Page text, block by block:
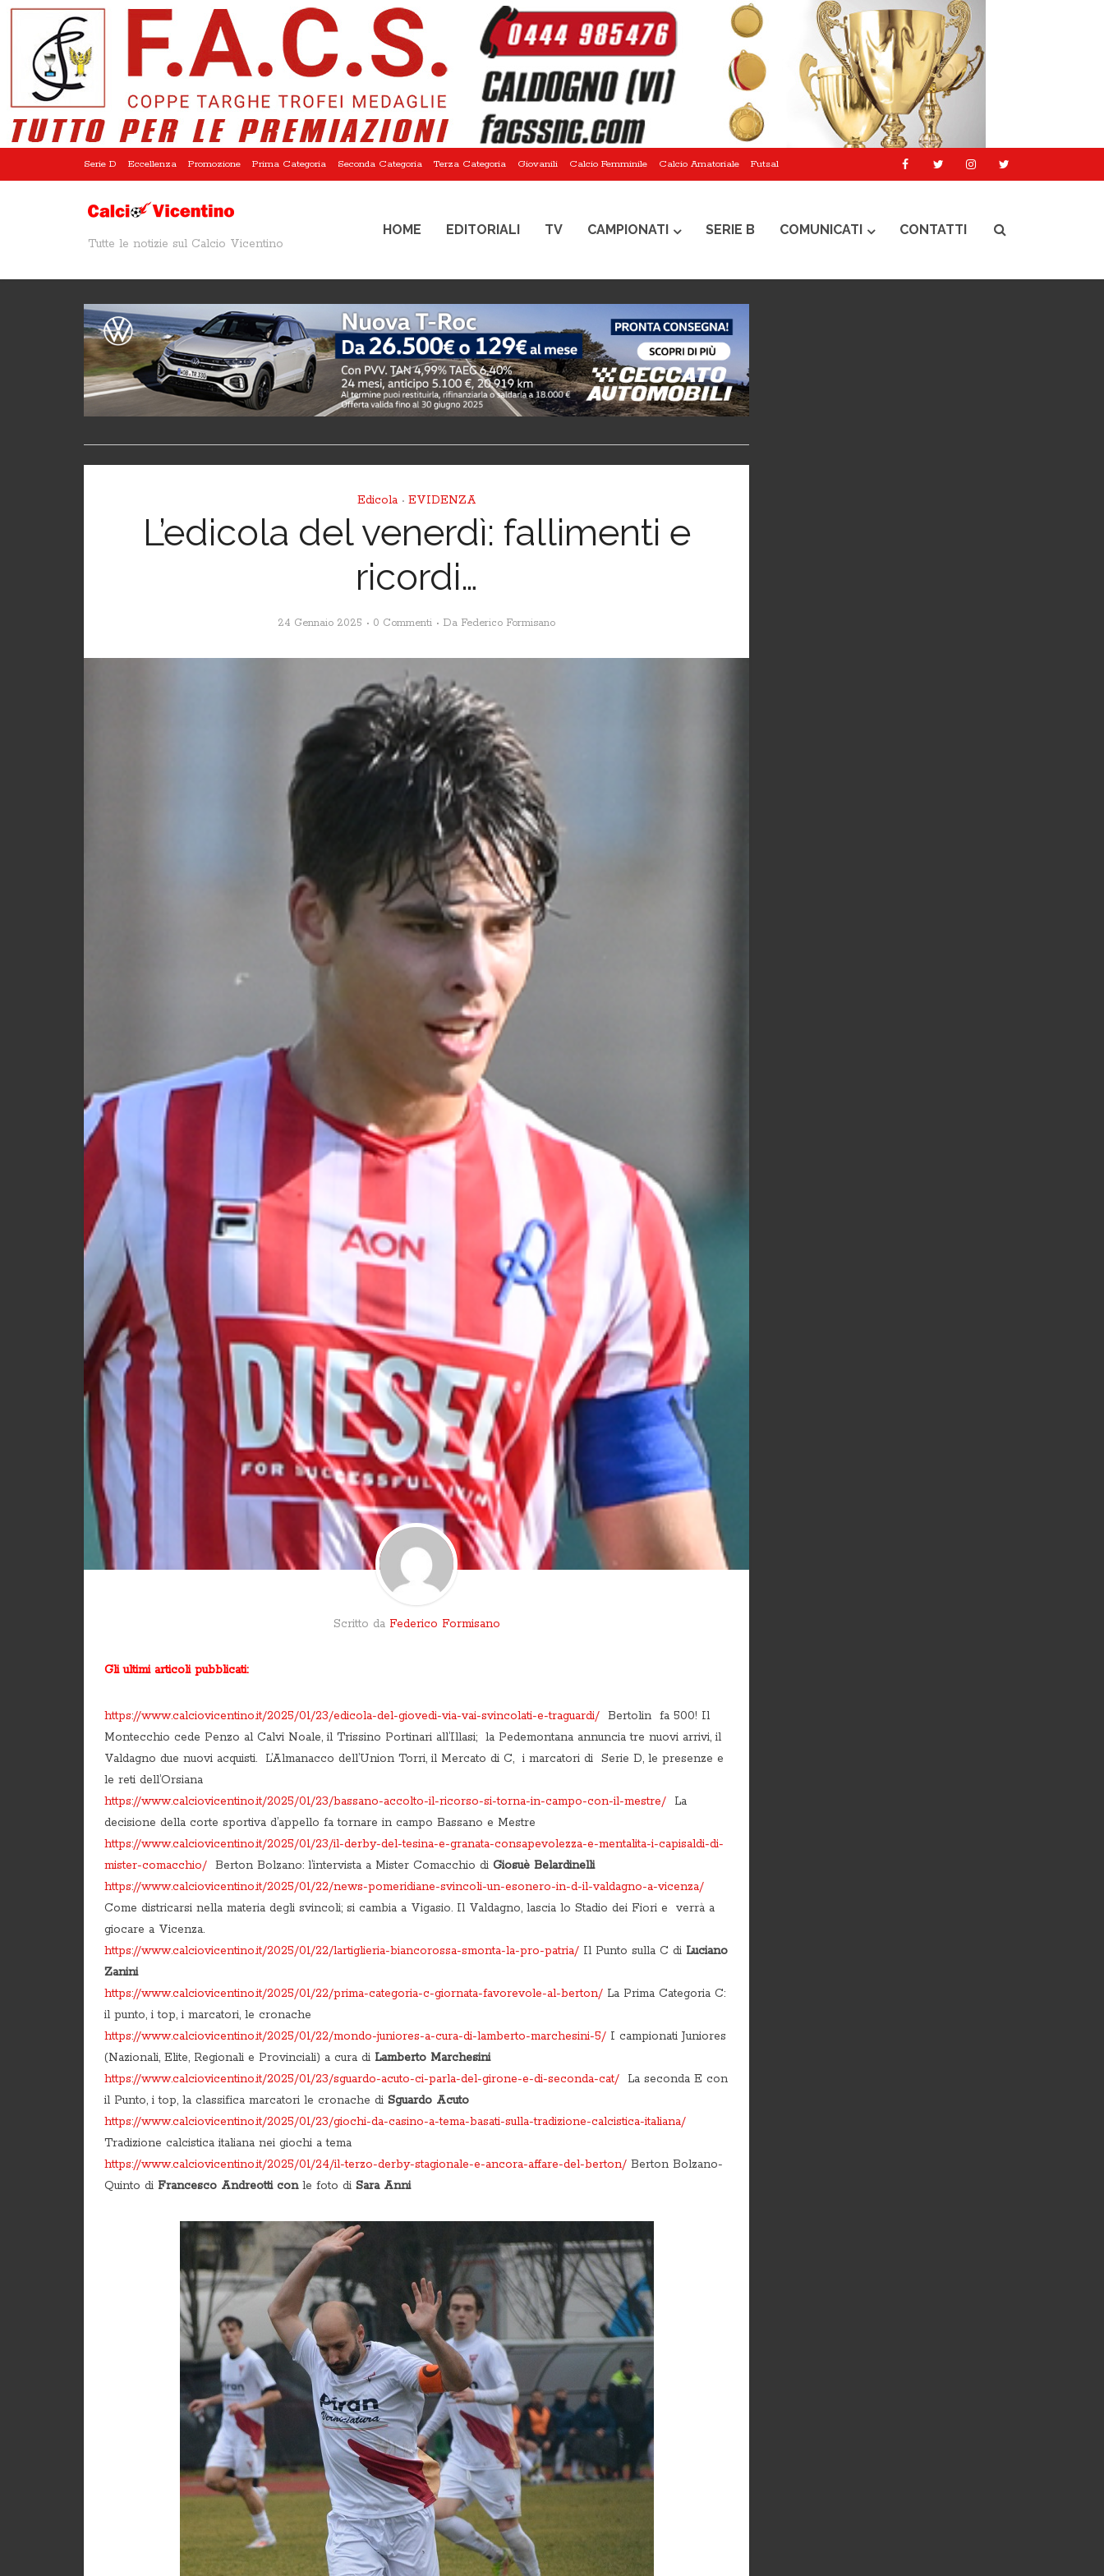
Serie D Eccellenza Promozione Prima Categoria Seconda Categoria Terza Categoria Giovanili Calcio Femminile Calcio Amatoriale Futsal
Tutte le notizie sul Calcio Vicentino
HOME EDITORIALI TV CAMPIONATI SERIE B COMUNICATI CONTATTI
Edicola • EVIDENZA
L’edicola del venerdì: fallimenti e
ricordi…
24 Gennaio 2025 0 Commenti Da Federico Formisano
Scritto da Federico Formisano
Gli ultimi articoli pubblicati:
https://www.calciovicentino.it/2025/01/23/edicola-del-giovedi-via-vai-svincolati-e-traguardi/ Bertolin fa 500! Il
Montecchio cede Penzo al Calvi Noale, il Trissino Portinari all’Illasi; la Pedemontana annuncia tre nuovi arrivi, il
Valdagno due nuovi acquisti. L’Almanacco dell’Union Torri, il Mercato di C, i marcatori di Serie D, le presenze e
le reti dell’Orsiana
https://www.calciovicentino.it/2025/01/23/bassano-accolto-il-ricorso-si-torna-in-campo-con-il-mestre/ La
decisione della corte sportiva d’appello fa tornare in campo Bassano e Mestre
https://www.calciovicentino.it/2025/01/23/il-derby-del-tesina-e-granata-consapevolezza-e-mentalita-i-capisaldi-di-
mister-comacchio/ Berton Bolzano: l’intervista a Mister Comacchio di Giosuè Belardinelli
https://www.calciovicentino.it/2025/01/22/news-pomeridiane-svincoli-un-esonero-in-d-il-valdagno-a-vicenza/
Come districarsi nella materia degli svincoli; si cambia a Vigasio. Il Valdagno, lascia lo Stadio dei Fiori e verrà a
giocare a Vicenza.
https://www.calciovicentino.it/2025/01/22/lartiglieria-biancorossa-smonta-la-pro-patria/ Il Punto sulla C di Luciano
Zanini
https://www.calciovicentino.it/2025/01/22/prima-categoria-c-giornata-favorevole-al-berton/ La Prima Categoria C:
il punto, i top, i marcatori, le cronache
https://www.calciovicentino.it/2025/01/22/mondo-juniores-a-cura-di-lamberto-marchesini-5/ I campionati Juniores
(Nazionali, Elite, Regionali e Provinciali) a cura di Lamberto Marchesini
https://www.calciovicentino.it/2025/01/23/sguardo-acuto-ci-parla-del-girone-e-di-seconda-cat/ La seconda E con
il Punto, i top, la classifica marcatori le cronache di Sguardo Acuto
https://www.calciovicentino.it/2025/01/23/giochi-da-casino-a-tema-basati-sulla-tradizione-calcistica-italiana/
Tradizione calcistica italiana nei giochi a tema
https://www.calciovicentino.it/2025/01/24/il-terzo-derby-stagionale-e-ancora-affare-del-berton/ Berton Bolzano-
Quinto di Francesco Andreotti conle foto di Sara Anni